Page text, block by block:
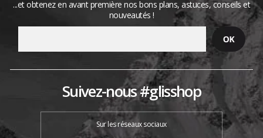
...et obtenez en avant première nos bons plans, astuces, conseils et
nouveautés !
Suivez-nous #glisshop
Sur les réseaux sociaux